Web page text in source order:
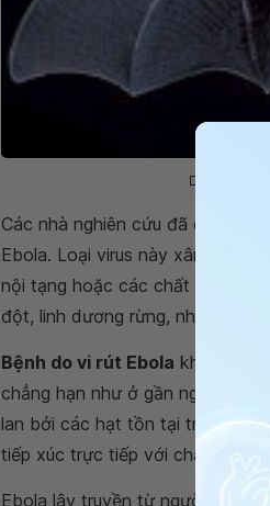
Dơi ăn quả
Các nhà nghiên cứu đã chỉ ra
Ebola. Loại virus này xâm nhập
nội tạng hoặc các chất dịch cơ
đột, linh dương rừng, nhím bị
Bệnh do vi rút Ebola không lây
chẳng hạn như ở gần người bị
lan bởi các hạt tồn tại trong
tiếp xúc trực tiếp với chất dịch
Ebola lây truyền từ người sang